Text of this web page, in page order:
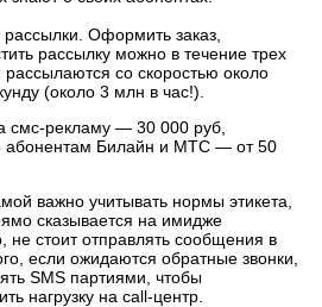
рассылки. Оформить заказ,
рассылку можно в течение трех
со скоростью около
(около 3 млн в час!).
смс-рекламу — 30 000 руб,
абонентам Билайн и МТС — от 50
важно учитывать нормы этикета,
сказывается на имидже
не стоит отправлять сообщения в
если ожидаются обратные звонки,
SMS партиями, чтобы
нагрузку на call-центр.